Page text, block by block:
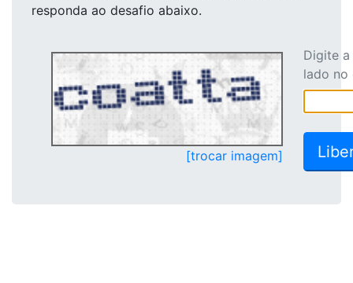
responda ao desafio abaixo.
[trocar imagem]
Digite
lado no